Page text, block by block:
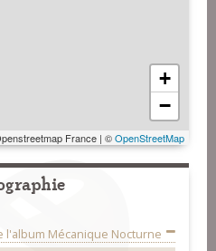
+
−
France | ©OpenStreetMap
l'album Mécanique Nocturne